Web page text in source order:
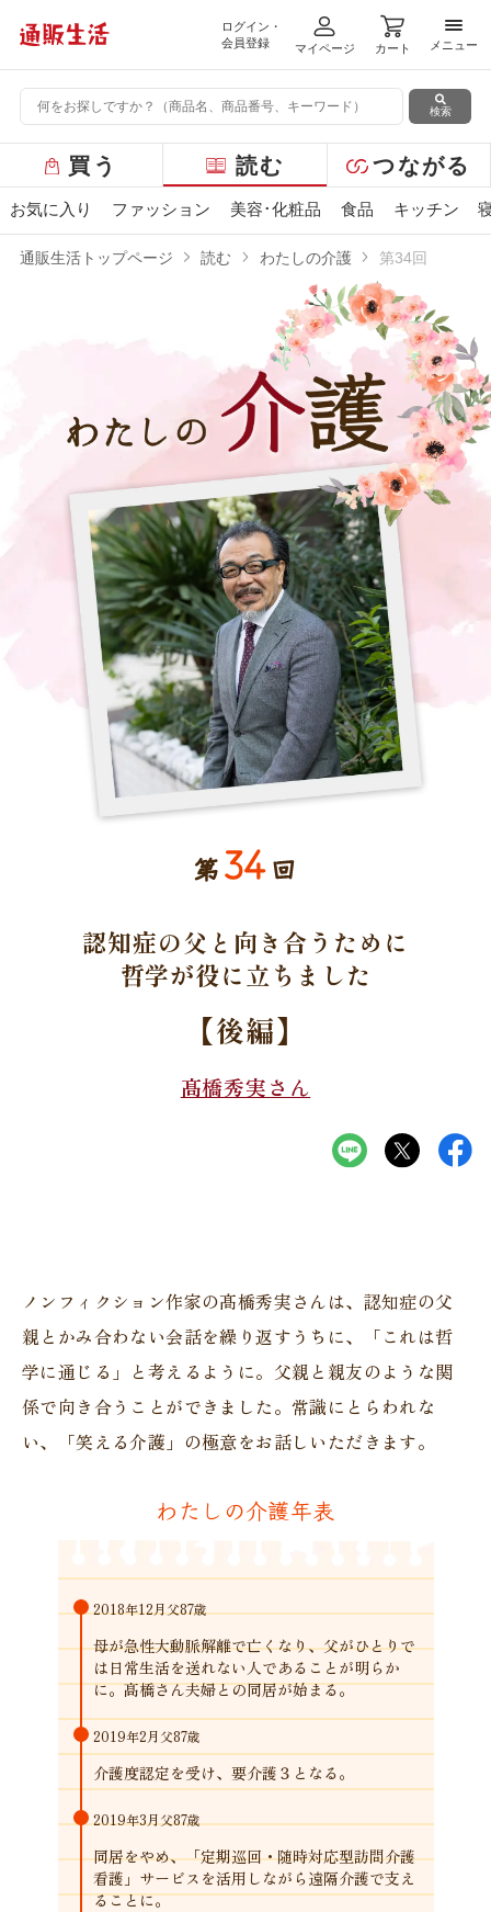
ログイン・
会員登録
マイページ カート
メニ
メニュー
検索
ー
バ
買う 読む つながる
お気に入り ファッション 美容･化粧品 食品 キッチン
通販生活トップページ 読む わたしの介護 第34回
第34回
認知症の父と向き合うために
哲学が役に立ちました
【後編】
髙橋秀実さん
ノンフィクション作家の髙橋秀実さんは、認知症の父
親とかみ合わない会話を繰り返すうちに、「これは哲
学に通じる」と考えるように。父親と親友のような関
係で向き合うことができました。常識にとらわれな
い、「笑える介護」の極意をお話しいただきます。
わたしの介護年表
2018年12月父87歳
母が急性大動脈解離で亡くなり、父がひとりで
は日常生活を送れない人であることが明らか
に。髙橋さん夫婦との同居が始まる。
2019年2月父87歳
介護度認定を受け、要介護３となる。
2019年3月父87歳
同居をやめ、「定期巡回・随時対応型訪問介護
看護」サービスを活用しながら遠隔介護で支え
ることに。